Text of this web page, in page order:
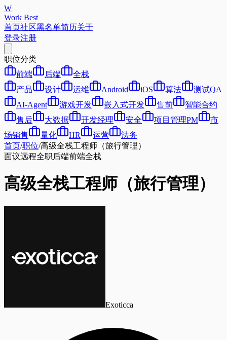
W
Work Best
首页社区黑名单简历关于
登录注册
职位分类
前端
后端
全栈
产品
设计 运维 Android iOS 算法
测试QA
AI-Agent
游戏开发 嵌入式开发 售前
智能合约
售后
大数据 开发经理 安全 项目管理PM
市
场销售
量化 HR 运营
法务
首页/职位/高级全栈工程师（旅行管理）
面议远程全职后端前端全栈
高级全栈工程师（旅行管理）
Exoticca